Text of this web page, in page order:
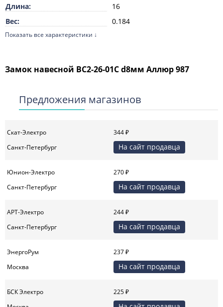
Длина:
16
Вес:
0.184
Единица измерения:
Ширина дужки:
25
Ширина замка:
44
Показать все характеристики ↓
Замок навесной ВС2-26-01С d8мм Аллюр 987
Предложения магазинов
Скат-Электро
344 ₽
Санкт-Петербург
На сайт продавца
Юнион-Электро
270 ₽
Санкт-Петербург
На сайт продавца
АРТ-Электро
244 ₽
Санкт-Петербург
На сайт продавца
ЭнергоРум
237 ₽
Москва
На сайт продавца
БСК Электро
225 ₽